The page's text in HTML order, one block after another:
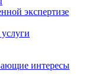
экспертизе
интересы